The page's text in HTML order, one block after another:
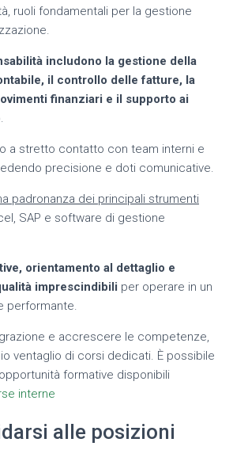
ruoli fondamentali per la gestione
includono la gestione della
il controllo delle fatture, la
finanziari e il supporto ai
.
a stretto contatto con team interni e
precisione e doti comunicative.
padronanza dei principali strumenti
SAP e software di gestione
orientamento al dettaglio e
imprescindibili per operare in un
performante.
e accrescere le competenze,
ventaglio di corsi dedicati. È possibile
formative disponibili
interne
alle posizioni